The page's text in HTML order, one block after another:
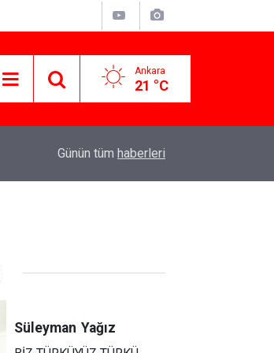
Ankara
21 °C
Lüks yok, şatafat yok: YENİ Parti kapılarını açtı
Günün tüm haberleri
Süleyman Yağız